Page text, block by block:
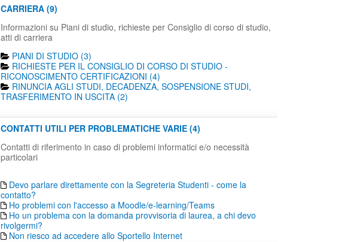
CARRIERA (9)
Informazioni su Piani di studio, richieste per Consiglio di corso di studio,
atti di carriera
PIANI DI STUDIO (3)
RICHIESTE PER IL CONSIGLIO DI CORSO DI STUDIO -
RICONOSCIMENTO CERTIFICAZIONI (4)
RINUNCIA AGLI STUDI, DECADENZA, SOSPENSIONE STUDI,
TRASFERIMENTO IN USCITA (2)
CONTATTI UTILI PER PROBLEMATICHE VARIE (4)
Contatti di riferimento in caso di problemi informatici e/o necessità
particolari
Devo parlare direttamente con la Segreteria Studenti - come la
contatto?
Ho problemi con l'accesso a Moodle/e-learning/Teams
Ho un problema con la domanda provvisoria di laurea, a chi devo
rivolgermi?
Non riesco ad accedere allo Sportello Internet